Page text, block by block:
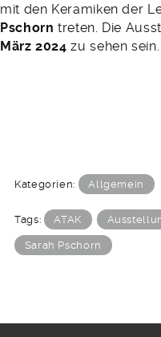
mit den Keramiken der
Pschorn treten. Die
März 2024 zu sehen sein.
Kategorien: Allgemein
Tags: ATAK
Sarah Pschorn